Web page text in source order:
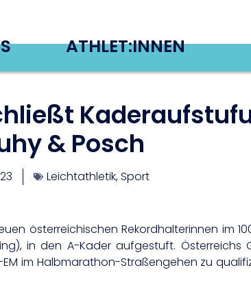
ATHLET:INNEN
& Posch
Leichtathletik,Sport
österreichischen Rekordhalterinnen im
in den A-Kader aufgestuft. Österreichs
im Halbmarathon-Straßengehen zu